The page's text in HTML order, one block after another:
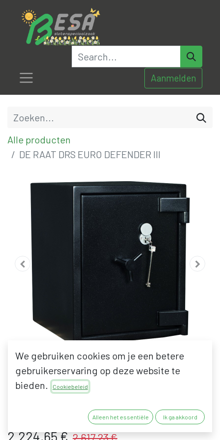
Aanmelden
Alle producten
DE RAAT DRS EURO DEFENDER III
DE RAAT DRS EURO
DEFENDER III
2.224,65€ 2.617,23€
We gebruiken cookies om je een betere
gebruikerservaring op deze website te
bieden.
Cookiebeleid
Alleen het essentiële Ik ga akkoord